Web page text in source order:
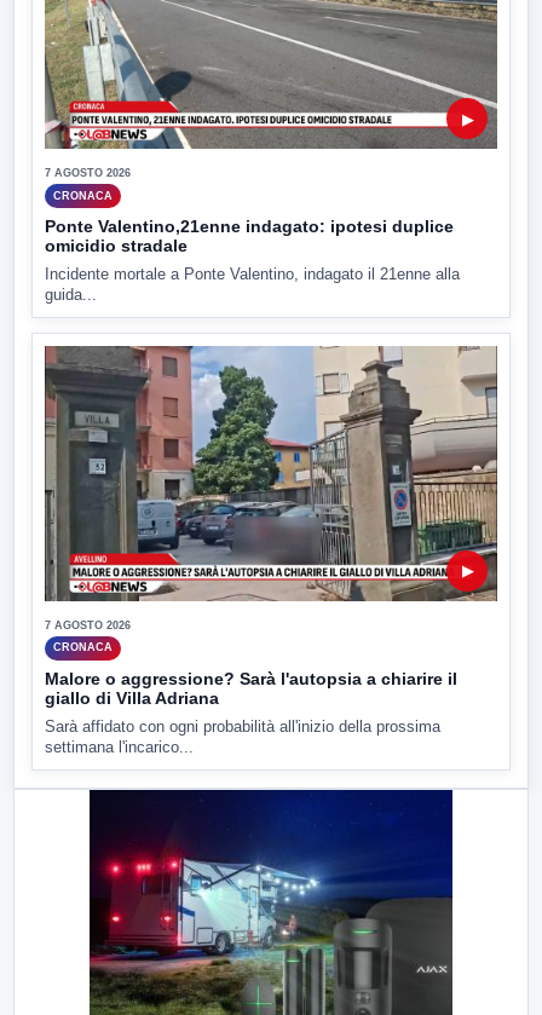
▶
7 AGOSTO 2026
CRONACA
Ponte Valentino,21enne indagato: ipotesi duplice
omicidio stradale
Incidente mortale a Ponte Valentino, indagato il 21enne alla
guida...
▶
7 AGOSTO 2026
CRONACA
Malore o aggressione? Sarà l'autopsia a chiarire il
giallo di Villa Adriana
Sarà affidato con ogni probabilità all'inizio della prossima
settimana l'incarico...